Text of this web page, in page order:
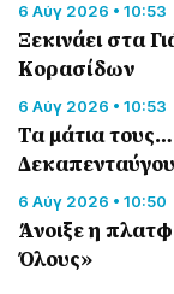
6 Αύγ 2026 • 10:53
Ξεκινάει στα
Κορασίδων
6 Αύγ 2026 • 10:53
Τα μάτια
6 Αύγ 2026 • 10:50
Άνοιξε η
Όλους»